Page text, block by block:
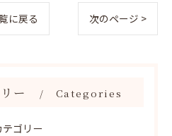
に戻る 次のページ >
ー Categories
ゴリー